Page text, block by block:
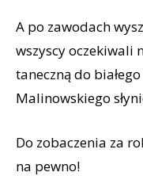
A po zawodach
wszyscy oczekiwali
taneczną do
Malinowskiego
Do zobaczenia za
na pewno!